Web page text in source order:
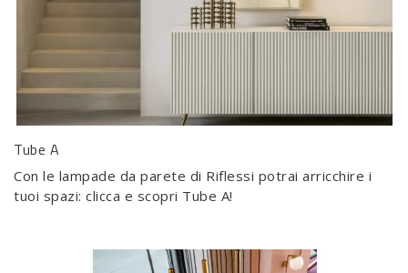
Tube A
Con le lampade da parete di Riflessi potrai arricchire i
tuoi spazi: clicca e scopri Tube A!